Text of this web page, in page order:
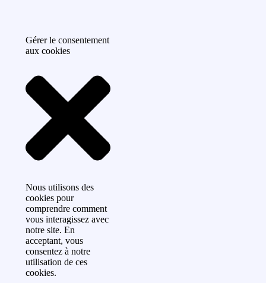
Gérer le consentement
aux cookies
Nous utilisons des
cookies pour
comprendre comment
vous interagissez avec
notre site. En
acceptant, vous
consentez à notre
utilisation de ces
cookies.